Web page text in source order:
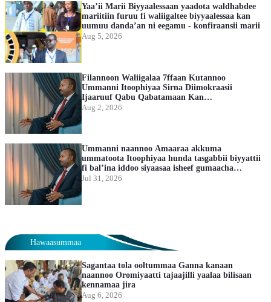
Yaa’ii Marii Biyyaalessaan yaadota waldhabdee
mariitiin furuu fi waliigaltee biyyaalessaa kan
uumuu danda’an ni eegamu - konfiraansii marii
Aug 5, 2026
Filannoon Waliigalaa 7ffaan Kutannoo
Ummanni Itoophiyaa Sirna Diimokraasii
Ijaaruuf Qabu Qabatamaan Kan
Mirkaneesseedha
Aug 2, 2026
Ummanni naannoo Amaaraa akkuma
ummatoota Itoophiyaa hunda tasgabbii biyyattii
fi bal’ina iddoo siyaasaa isheef gumaacha
guddaa taasiseera – Ministira Muummee Dr.
Jul 31, 2026
Hawaasummaa
Sagantaa tola ooltummaa Ganna kanaan
naannoo Oromiyaatti tajaajilli yaalaa bilisaan
kennamaa jira
Aug 6, 2026